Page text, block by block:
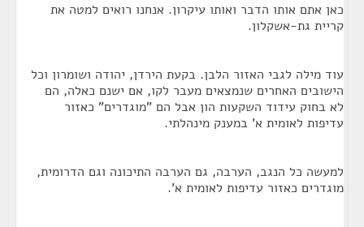
כאן אתם אותו הדבר ואותו עיקרון. אנחנו רואים למטה את
קריית גת-אשקלון.
עוד מילה לגבי האזור הלבן. בקעת הירדן, יהודה ושומרון וכל
הישובים האחרים שנמצאים מעבר לקו, אם ישנם כאלה, הם
לא בחוק עידוד השקעות הון אבל הם "מוגדרים" כאזור
עדיפות לאומית א' במענק מינהלתי.
למעשה כל הנגב, הערבה, גם הערבה התיכונה וגם הדרומית,
מוגדרים כאזור עדיפות לאומית א'.